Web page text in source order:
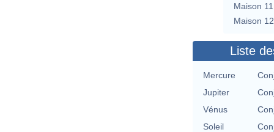
Maison 11
Maison 12
Liste
Mercure
Jupiter
Vénus
Soleil